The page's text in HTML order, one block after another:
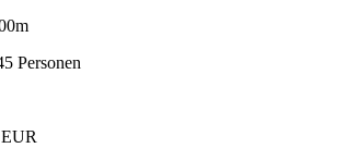
Personen
EUR